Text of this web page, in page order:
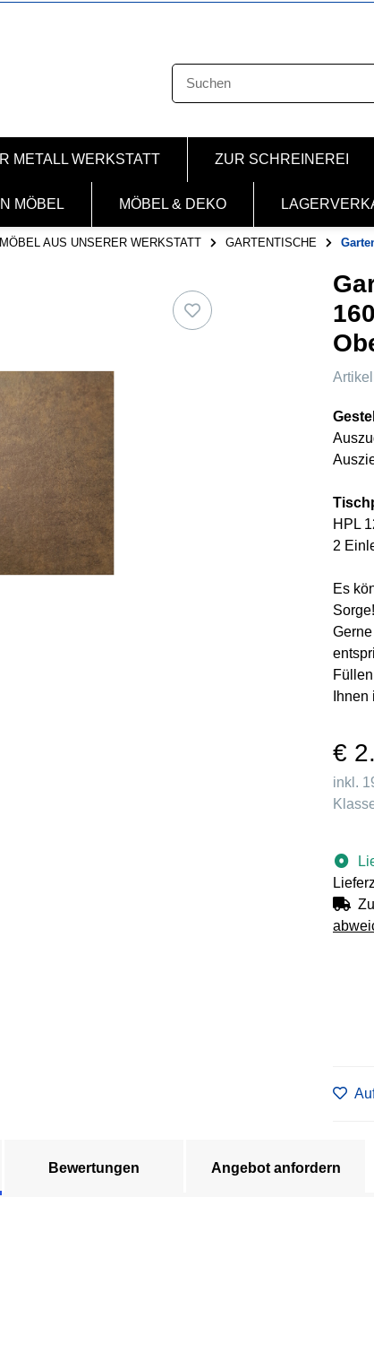
METALL WERKSTATT ZUR SCHREINEREI
MÖBEL MÖBEL & DEKO
AUS UNSERER WERKSTATT GARTENTISCHE
HPL
2
Es
Sorge!
€
inkl.
Bewertungen Angebot anfordern